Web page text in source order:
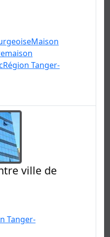
Maison
maison
Région Tanger-
ville de
Tanger-